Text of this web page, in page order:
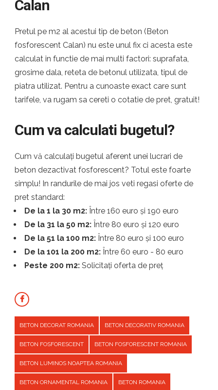
Calan
Pretul pe m2 al acestui tip de beton (Beton
fosforescent Calan) nu este unul fix ci acesta este
calculat in functie de mai multi factori: suprafata,
grosime dala, reteta de betonul utilizata, tipul de
piatra utilizat. Pentru a cunoaste exact care sunt
tarifele, va rugam sa cereti o cotatie de pret, gratuit!
Cum va calculati bugetul?
Cum vă calculați bugetul aferent unei lucrari de
beton dezactivat fosforescent? Totul este foarte
simplu! In randurile de mai jos veti regasi oferte de
pret standard:
De la 1 la 30 m2: Între 160 euro și 190 euro
De la 31 la 50 m2: Între 80 euro și 120 euro
De la 51 la 100 m2: Între 80 euro și 100 euro
De la 101 la 200 m2: Între 60 euro - 80 euro
Peste 200 m2: Solicitați oferta de preț
BETON DECORAT ROMANIA BETON DECORATIV ROMANIA
BETON FOSFORESCENT BETON FOSFORESCENT ROMANIA
BETON LUMINOS NOAPTEA ROMANIA
BETON ORNAMENTAL ROMANIA BETON ROMANIA